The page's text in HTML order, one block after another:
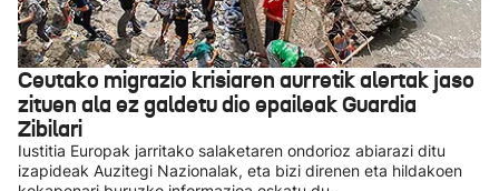
Ceutako migrazio krisiaren aurretik alertak jaso
zituen ala ez galdetu dio epaileak Guardia
Zibilari
Iustitia Europak jarritako salaketaren ondorioz abiarazi ditu
izapideak Auzitegi Nazionalak, eta bizi direnen eta hildakoen